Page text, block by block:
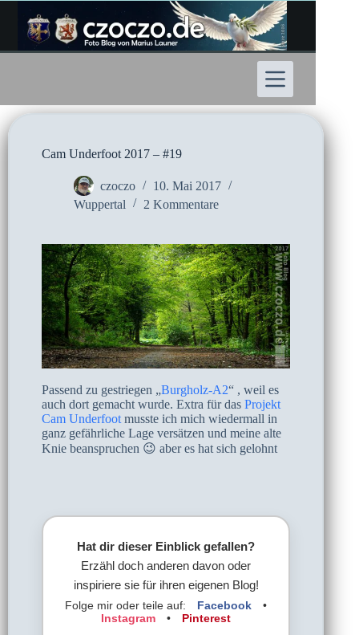
Inhalt
springen
Cam Underfoot 2017 – #19
czoczo
10. Mai 2017
Wuppertal
2 Kommentare
Passend zu gestriegen „Burgholz-A2“ , weil es
auch dort gemacht wurde. Extra für das Projekt
Cam Underfoot musste ich mich wiedermall in
ganz gefährliche Lage versätzen und meine alte
Knie beanspruchen 😉 aber es hat sich gelohnt
Hat dir dieser Einblick gefallen?
Erzähl doch anderen davon oder
inspiriere sie für ihren eigenen Blog!
Folge mir oder teile auf: Facebook
•
Instagram
• Pinterest